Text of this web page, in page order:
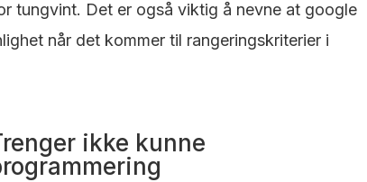
tungvint. Det er også viktig å nevne at google
når det kommer til rangeringskriterier i
ikke kunne